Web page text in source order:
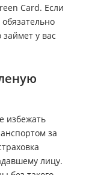
Card. Если
у вас
избежать
за
лицу.